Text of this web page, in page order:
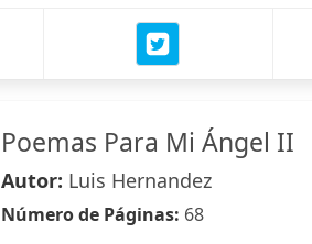
Poemas Para Mi Ángel II
Autor: Luis Hernandez
Número de Páginas: 68